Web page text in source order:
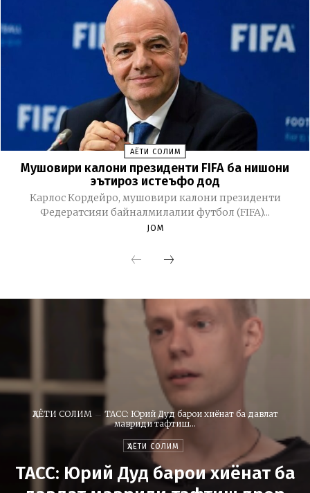
ҲАЁТИ СОЛИМ
Мушовири калони президенти FIFA ба нишони
эътироз истеъфо дод
Карлос Кордейро, мушовири калони президенти
Федератсияи байналмилалии футбол (FIFA)...
JOM